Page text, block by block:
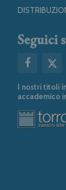
Seguici
I nostri titoli
accademico